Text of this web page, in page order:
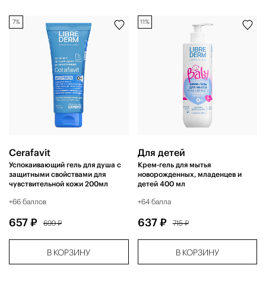
Cerafavit
Успокаивающий гель для душа с
защитными свойствами для
чувствительной кожи 200мл
+66 баллов
657 ₽ 699 ₽
В КОРЗИНУ
7%
Для детей
Крем-гель для мытья
новорожденных, младенцев и
детей 400 мл
+64 балла
637 ₽ 715 ₽
В КОРЗИНУ
11%